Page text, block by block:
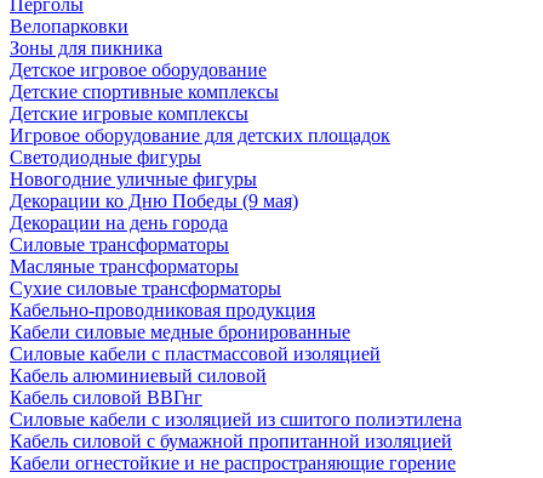
Перголы
Велопарковки
Зоны для пикника
Детское игровое оборудование
Детские спортивные комплексы
Детские игровые комплексы
Игровое оборудование для детских площадок
Светодиодные фигуры
Новогодние уличные фигуры
Декорации ко Дню Победы (9 мая)
Декорации на день города
Силовые трансформаторы
Масляные трансформаторы
Сухие силовые трансформаторы
Кабельно-проводниковая продукция
Кабели силовые медные бронированные
Силовые кабели с пластмассовой изоляцией
Кабель алюминиевый силовой
Кабель силовой ВВГнг
Силовые кабели с изоляцией из сшитого полиэтилена
Кабель силовой с бумажной пропитанной изоляцией
Кабели огнестойкие и не распространяющие горение